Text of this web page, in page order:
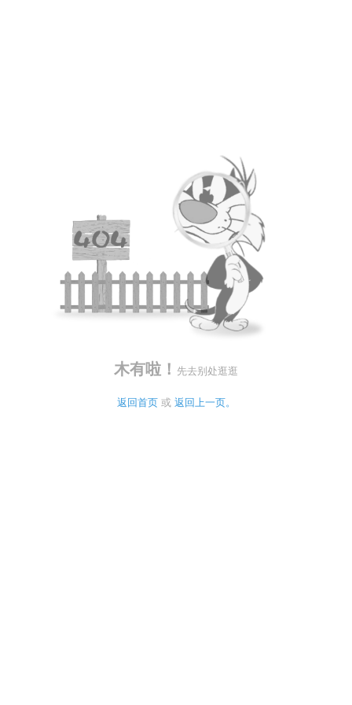
木有啦！ 先去别处逛逛
返回首页 或 返回上一页。